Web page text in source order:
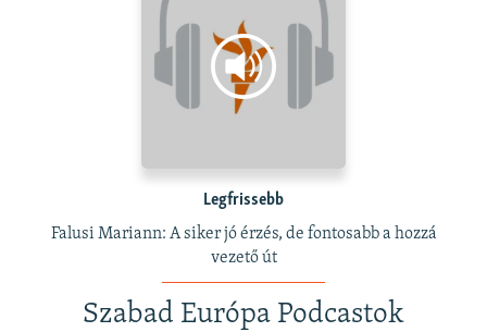
Legfrissebb
Falusi Mariann: A siker jó érzés, de fontosabb a hozzá
vezető út
Szabad Európa Podcastok